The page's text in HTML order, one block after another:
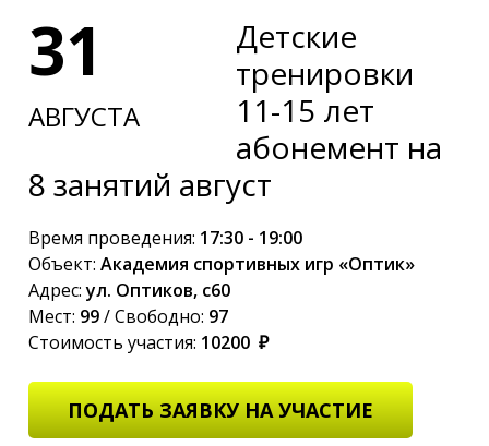
31
АВГУСТА
Детские
тренировки
11-15 лет
абонемент на
8 занятий август
Время проведения: 17:30 - 19:00
Объект: Академия спортивных игр «Оптик»
Адрес:ул. Оптиков, с60
Мест: 99/ Свободно: 97
Стоимость участия: 10200 ₽
ПОДАТЬ ЗАЯВКУ НА УЧАСТИЕ